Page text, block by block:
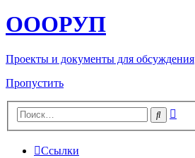
ОООРУП
Проекты и документы для обсуждения
Пропустить
Поиск
Ссылки